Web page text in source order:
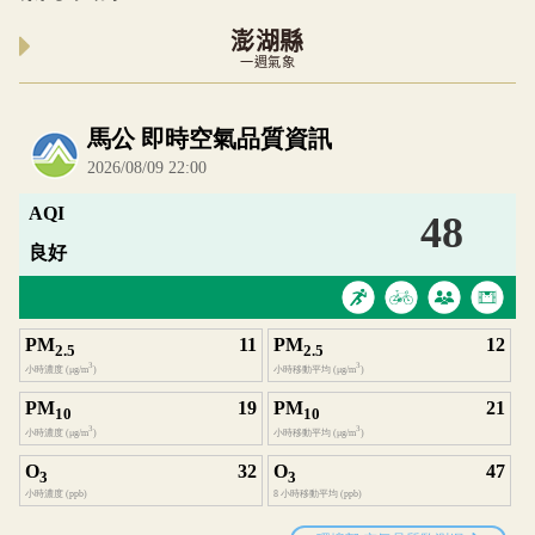
澎湖縣
一週氣象
內嵌空氣品質小工具為視覺預覽，完整即時空